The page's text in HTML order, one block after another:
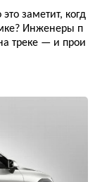
заметит, когд
Инженеры п
треке — и прои